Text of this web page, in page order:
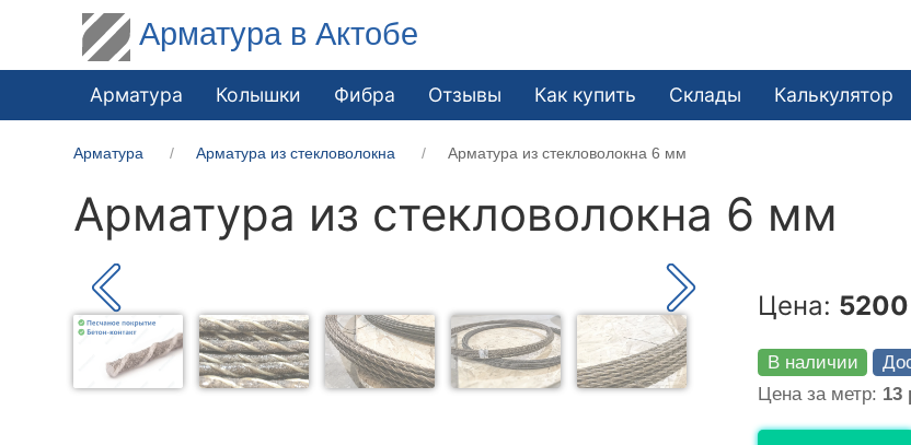
Арматура в Актобе
Арматура Колышки Фибра Отзывы Как купить Склады Калькулятор
Арматура Арматура из стекловолокна Арматура из стекловолокна 6 мм
Арматура из стекловолокна 6 мм
Цена: 5200
В наличии
Цена за метр: 13